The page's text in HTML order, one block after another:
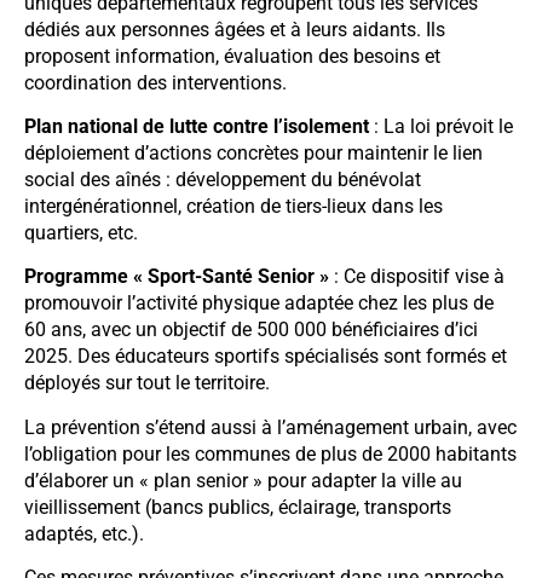
dédiés aux personnes âgées et à leurs aidants. Ils
proposent information, évaluation des besoins et
coordination des interventions.
Plan national de lutte contre l’isolement : La loi prévoit le
déploiement d’actions concrètes pour maintenir le lien
social des aînés : développement du bénévolat
intergénérationnel, création de tiers-lieux dans les
quartiers, etc.
Programme « Sport-Santé Senior » : Ce dispositif vise à
promouvoir l’activité physique adaptée chez les plus de
60 ans, avec un objectif de 500 000 bénéficiaires d’ici
2025. Des éducateurs sportifs spécialisés sont formés et
déployés sur tout le territoire.
La prévention s’étend aussi à l’aménagement urbain, avec
l’obligation pour les communes de plus de 2000 habitants
d’élaborer un « plan senior » pour adapter la ville au
vieillissement (bancs publics, éclairage, transports
adaptés, etc.).